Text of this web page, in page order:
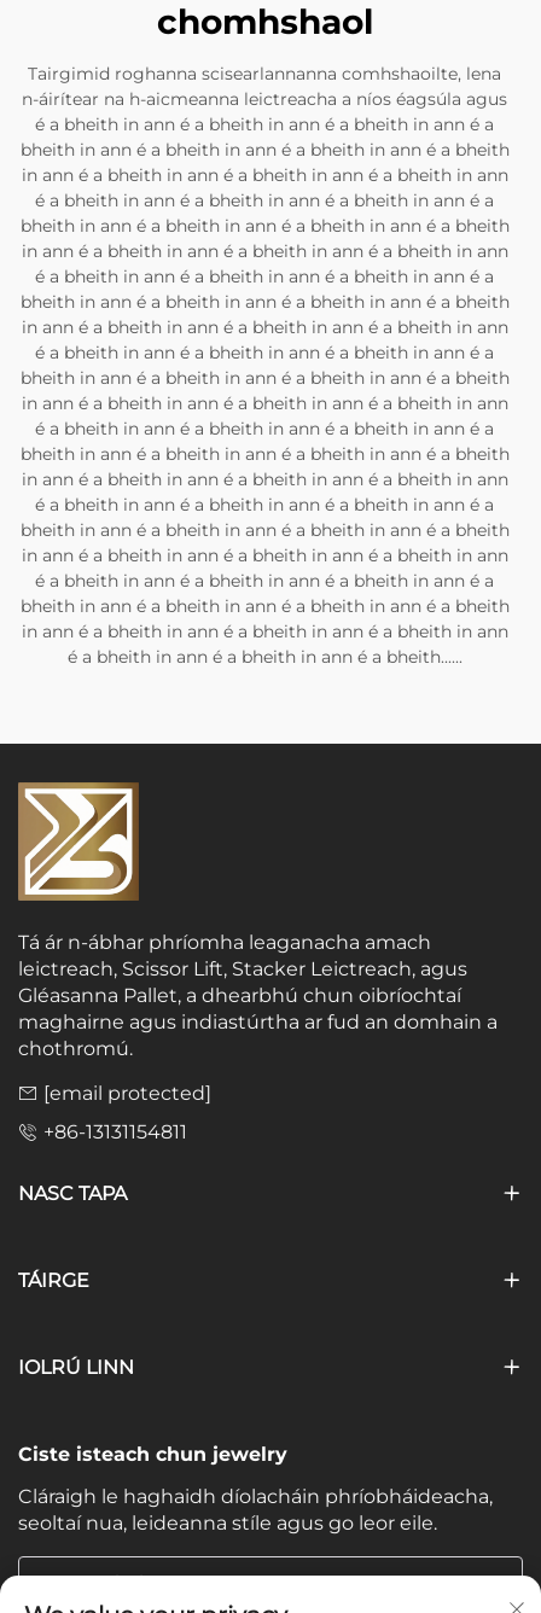
chomhshaol
Tairgimid roghanna scisearlannanna comhshaoilte, lena
n-áirítear na h-aicmeanna leictreacha a níos éagsúla agus
é a bheith in ann é a bheith in ann é a bheith in ann é a
bheith in ann é a bheith in ann é a bheith in ann é a bheith
in ann é a bheith in ann é a bheith in ann é a bheith in ann
é a bheith in ann é a bheith in ann é a bheith in ann é a
bheith in ann é a bheith in ann é a bheith in ann é a bheith
in ann é a bheith in ann é a bheith in ann é a bheith in ann
é a bheith in ann é a bheith in ann é a bheith in ann é a
bheith in ann é a bheith in ann é a bheith in ann é a bheith
in ann é a bheith in ann é a bheith in ann é a bheith in ann
é a bheith in ann é a bheith in ann é a bheith in ann é a
bheith in ann é a bheith in ann é a bheith in ann é a bheith
in ann é a bheith in ann é a bheith in ann é a bheith in ann
é a bheith in ann é a bheith in ann é a bheith in ann é a
bheith in ann é a bheith in ann é a bheith in ann é a bheith
in ann é a bheith in ann é a bheith in ann é a bheith in ann
é a bheith in ann é a bheith in ann é a bheith in ann é a
bheith in ann é a bheith in ann é a bheith in ann é a bheith
in ann é a bheith in ann é a bheith in ann é a bheith in ann
é a bheith in ann é a bheith in ann é a bheith in ann é a
bheith in ann é a bheith in ann é a bheith in ann é a bheith
in ann é a bheith in ann é a bheith in ann é a bheith in ann
é a bheith in ann é a bheith in ann é a bheith......
Tá ár n-ábhar phríomha leaganacha amach
leictreach, Scissor Lift, Stacker Leictreach, agus
Gléasanna Pallet, a dhearbhú chun oibríochtaí
maghairne agus indiastúrtha ar fud an domhain a
chothromú.
[email protected]
+86-13131154811
NASC TAPA
TÁIRGE
IOLRÚ LINN
Ciste isteach chun jewelry
Cláraigh le haghaidh díolacháin phríobháideacha,
seoltaí nua, leideanna stíle agus go leor eile.
Do Ríomhphost